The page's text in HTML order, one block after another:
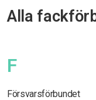
Alla
F
Försvarsförbundet